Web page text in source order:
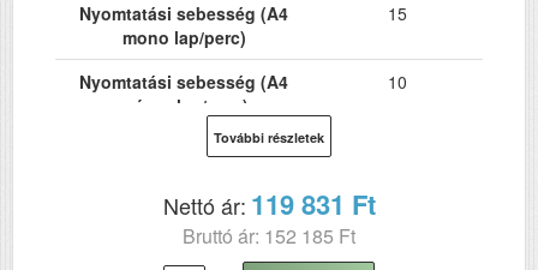
Nyomtatási sebesség (A4
mono lap/perc)
15
Nyomtatási sebesség (A4
színes lap/perc)
10
Hálózat
Wi-Fi
USB
További részletek
Nettó ár: 119 831 Ft
Bruttó ár: 152 185 Ft